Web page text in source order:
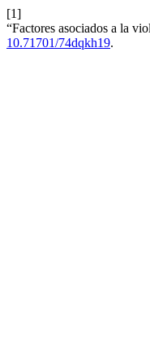
[1]
“Factores asociados a la
10.71701/74dqkh19.